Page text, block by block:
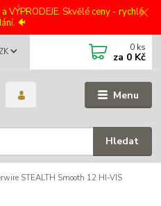
VÝPRODEJE. Skvělé ceny - rychlé
🐠
Menu
Hledat
0 ks
za 0 Kč
STEALTH Smooth 12 HI-VIS